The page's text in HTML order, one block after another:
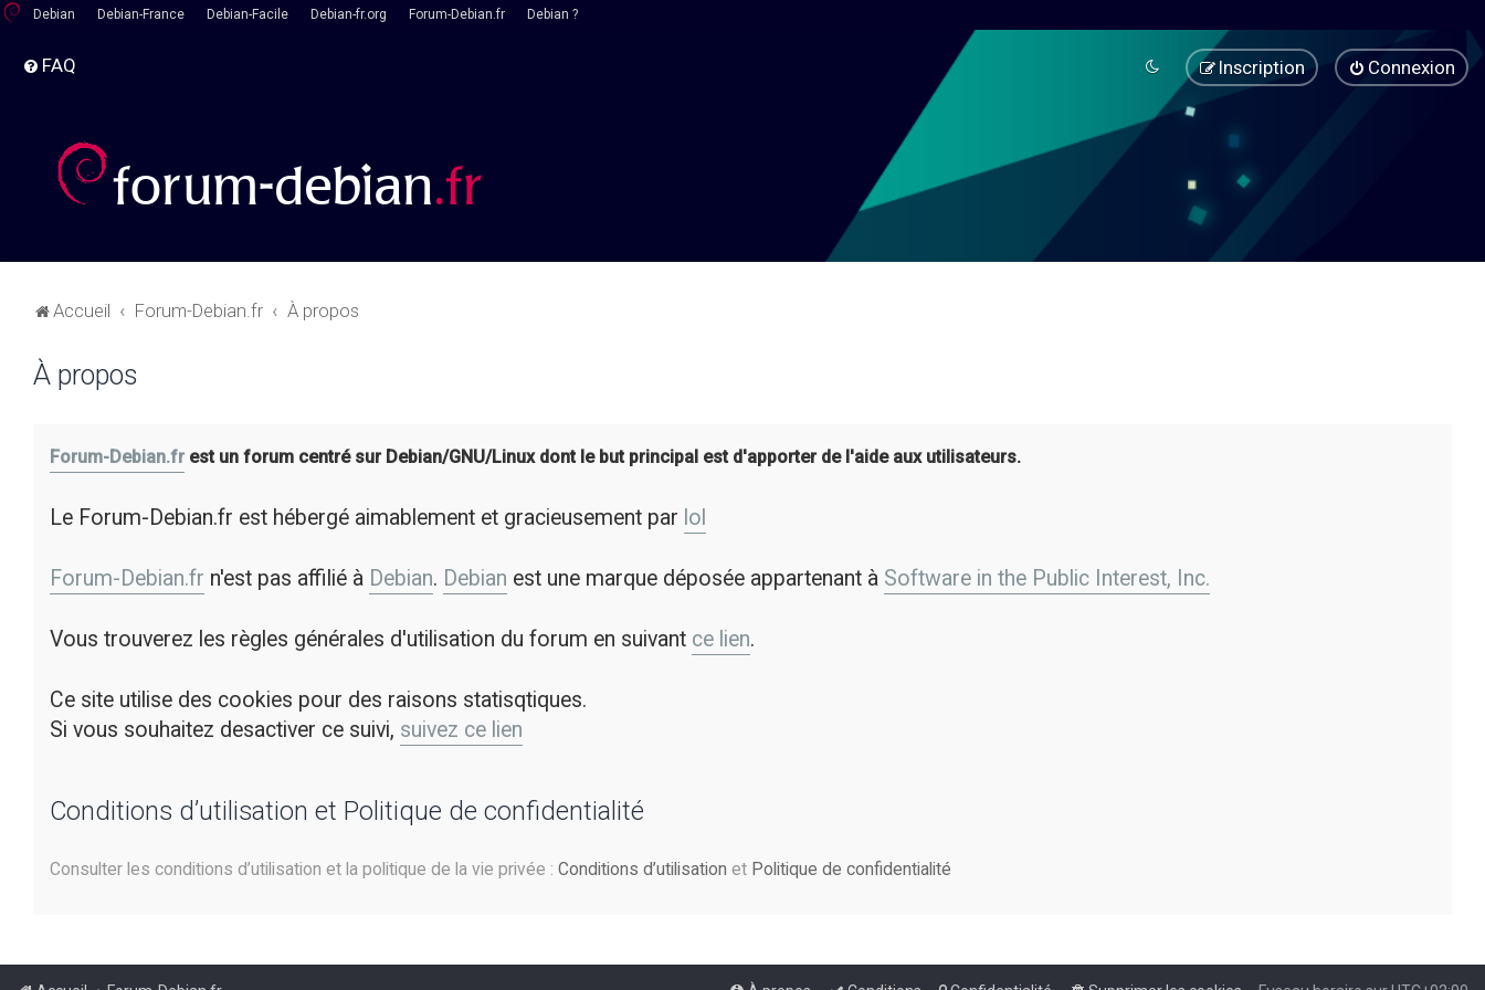
Debian Debian-France Debian-Facile Debian-fr.org Forum-Debian.fr Debian ?
FAQ Connexion
Inscription
Accueil Forum-Debian.fr À propos
À propos
Forum-Debian.fr est un forum centré sur Debian/GNU/Linux dont le but principal est d'apporter de l'aide aux utilisateurs.
Le Forum-Debian.fr est hébergé aimablement et gracieusement par lol
Forum-Debian.fr n'est pas affilié à Debian. Debian est une marque déposée appartenant à Software in the Public Interest, Inc.
Vous trouverez les règles générales d'utilisation du forum en suivant ce lien.
Ce site utilise des cookies pour des raisons statisqtiques.
Si vous souhaitez desactiver ce suivi, suivez ce lien
Conditions d’utilisation et Politique de confidentialité
Consulter les conditions d’utilisation et la politique de la vie privée : Conditions d’utilisation et Politique de confidentialité